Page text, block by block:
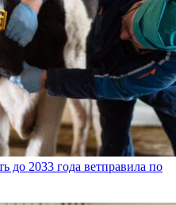
до 2033 года ветправила по